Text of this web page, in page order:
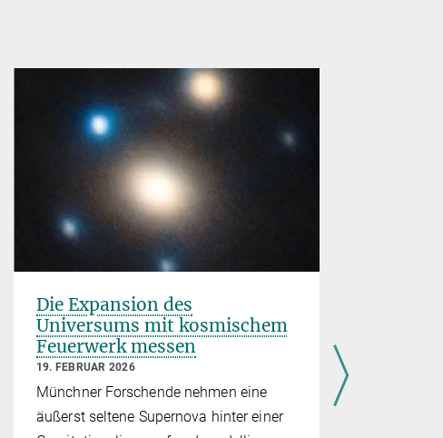
Die Expansion des
Universums mit kosmischem
Feuerwerk messen
19. FEBRUAR 2026
Münchner Forschende nehmen eine
äußerst seltene Supernova hinter einer